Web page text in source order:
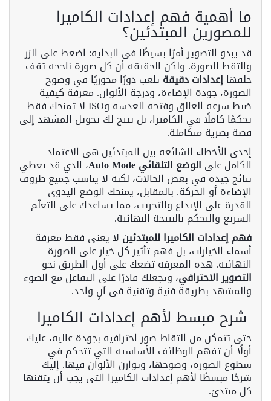
ما أهمية فهم إعدادات الكاميرا
للمصورين المبتدئين؟
قد يبدو التصوير أمرًا بسيطًا في البداية: اضغط على الزر
والتقط الصورة. ولكن الحقيقة أن كل صورة ناجحة تقف
خلفهاإعدادات دقيقةتلعب دورًا محوريًا في وضوح
الصورة، جودة الإضاءة، ودرجة الألوان. معرفة كيفية
ضبط سرعة الغالق وفتحة العدسة وISO لا تمنحك فقط
تحكمًا كاملًا في الكاميرا، بل تتيح لك تحويل المشهد إلى
قصة بصرية متكاملة.
إحدى الأخطاء الشائعة بين المبتدئين هي الاعتماد
الكامل على الوضع التلقائي Auto Mode ، الذي قد يعطي
نتائج جيدة في بعض الحالات، لكنه لا يناسب جميع ظروف
الإضاءة أو الحركة. بالمقابل، يمنحك الوضع اليدوي
القدرة على الإبداع والتجريب، مما يساعدك على التعلّم
السريع والتحكم بالنتيجة النهائية.
فهم إعدادات الكاميرا للمبتدئين لا يعني فقط معرفة
أسماء الخيارات، بل فهم تأثير كل خيار على الصورة
النهائية. هذه المعرفة تضعك على أول الطريق نحو
التصوير الاحترافي، وتجعلك قادرًا على التفاعل مع الضوء
والمشهد بطريقة فنية وتقنية في آنٍ واحد.
شرح مبسط لأهم إعدادات الكاميرا
حتى تتمكن من التقاط صور احترافية بجودة عالية، عليك
أولًا أن تفهم الوظائف الأساسية التي تتحكم في
سطوع الصورة، وضوحها، وتوازن الألوان فيها. إليك
شرحًا مبسطًا لأهم إعدادات الكاميرا التي يجب أن يتقنها
كل مبتدئ.